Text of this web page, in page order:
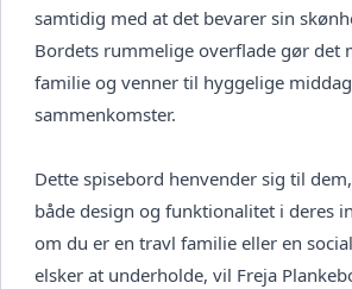
samtidig med at det bevarer sin
Bordets rummelige overflade gør det
familie og venner til hyggelige
sammenkomster.
Dette spisebord henvender sig til
både design og funktionalitet i deres
om du er en travl familie eller en
elsker at underholde, vil Freja